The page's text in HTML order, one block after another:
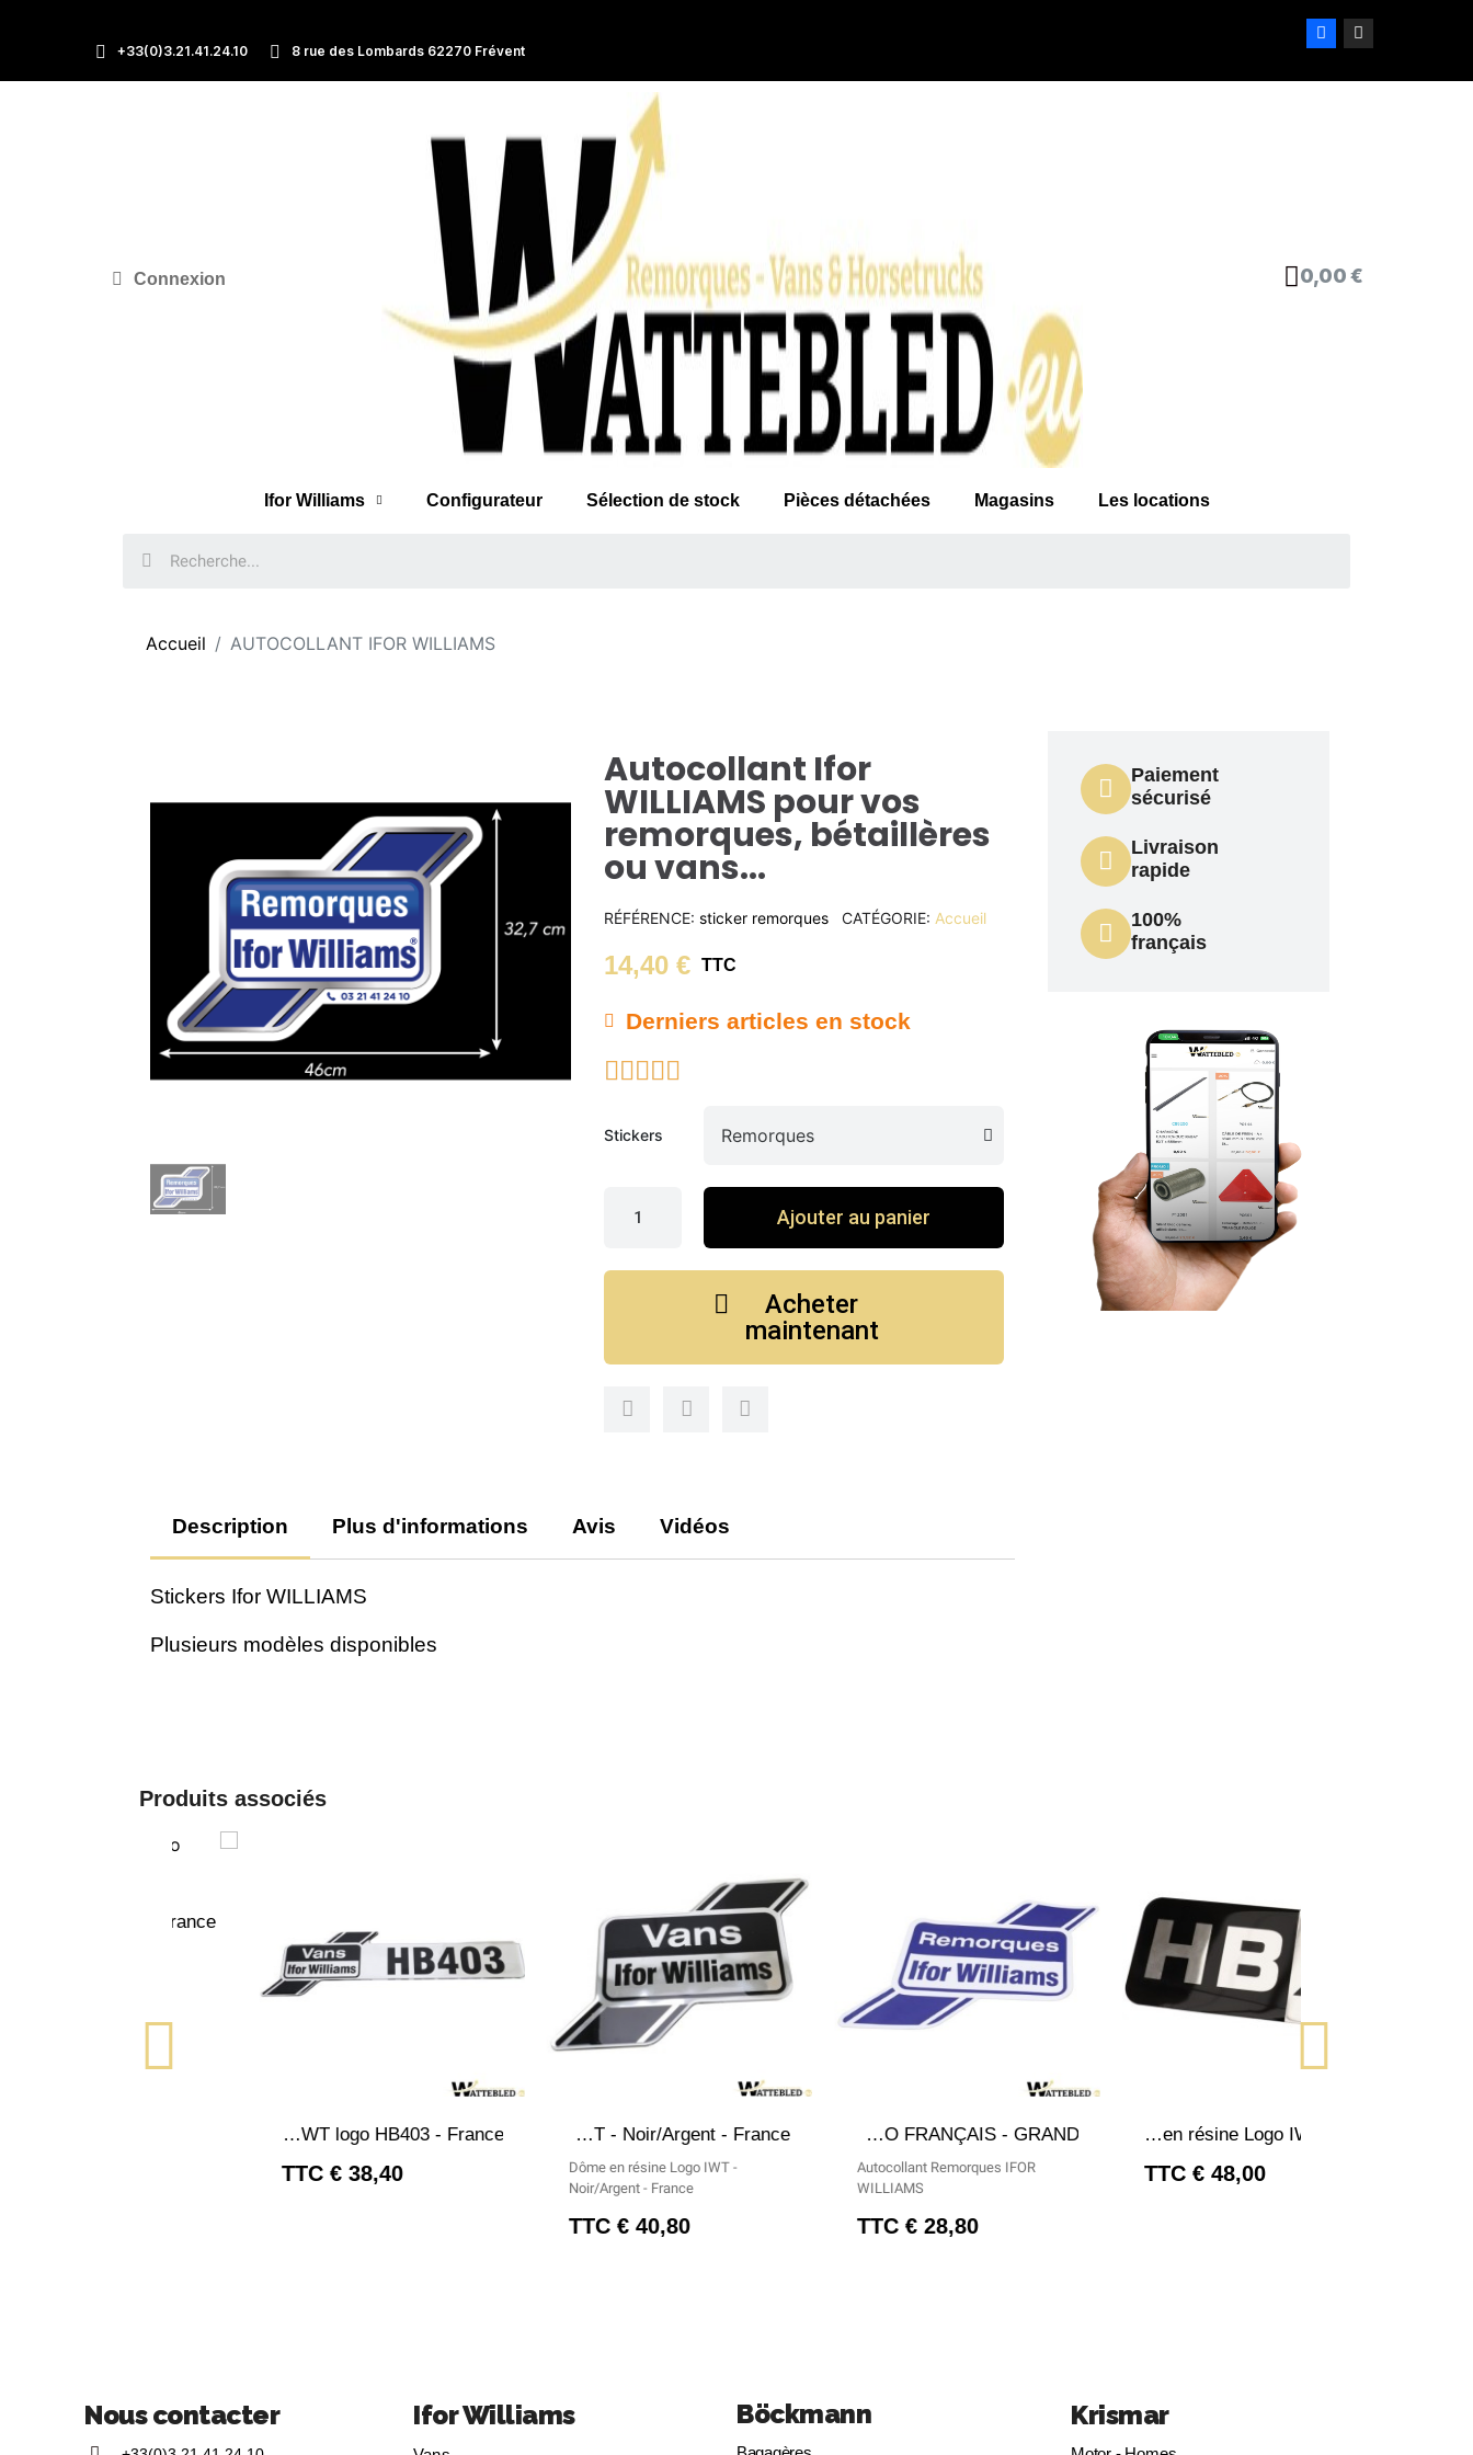
+33(0)3.21.41.24.10 8 rue des Lombards 62270 Frévent
Connexion 0,00 €
Ifor Williams Configurateur Sélection de stock Pièces détachées Magasins Les locations
Accueil AUTOCOLLANT IFOR WILLIAMS
Autocollant Ifor
WILLIAMS pour vos
remorques, bétaillères
ou vans...
RÉFÉRENCE sticker remorques CATÉGORIE Accueil
14,40 € TTC
Derniers articles en stock

Stickers
Ajouter au panier
Acheter
maintenant
Description Plus d'informations Avis Vidéos
Stickers Ifor WILLIAMS
Plusieurs modèles disponibles
Paiement
sécurisé
Livraison
rapide
100%
français
Produits associés
APERÇU RAPIDE
Dôme en résine Logo IWT HBX
TTC
APERÇU RAPIDE
Sticker Ifor WILLIAMS - LOGO FRANÇAIS - GRAND
Autocollant Remorques IFOR
WILLIAMS
TTC
APERÇU RAPIDE
Dôme en résine Logo IWT - Noir/Argent - France
Dôme en résine Logo IWT -
Noir/Argent - France
TTC
APERÇU RAPIDE
Dôme en résine IWT logo HB403 - France
TTC
APERÇU RAPIDE
Nous contacter Ifor Williams Böckmann Krismar